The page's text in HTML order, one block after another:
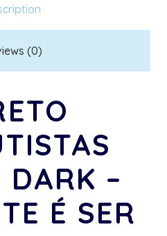
(0)
DARK –
É SER